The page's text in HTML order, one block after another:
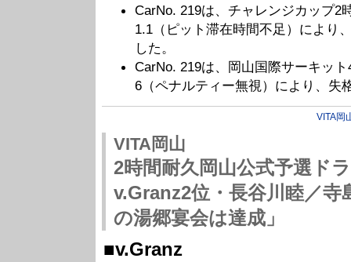
CarNo. 219は、チャレンジカップ2
1.1（ピット滞在時間不足）により
した。
CarNo. 219は、岡山国際サーキッ
6（ペナルティー無視）により、失
VITA岡
VITA岡山
2時間耐久岡山公式予選
v.Granz2位・長谷川睦／寺
の湯郷宴会は達成」
■v.Granz